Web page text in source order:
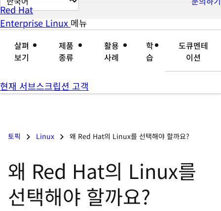
이
지
Red Hat
Enterprise Linux 메뉴
살펴
보기
제품
종류
활용
사례
학
습
도큐멘테
이션
현재 서브스크립션 고객
토픽 Linux 왜 Red Hat의 Linux를 선택해야 할까요?
왜 Red Hat의 Linux를
선택해야 할까요?